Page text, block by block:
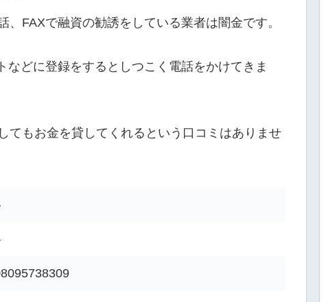
FAXで融資の勧誘をしている業者は闇金です。
どに登録をするとしつこく電話をかけてきま
てもお金を貸してくれるという口コミはありませ